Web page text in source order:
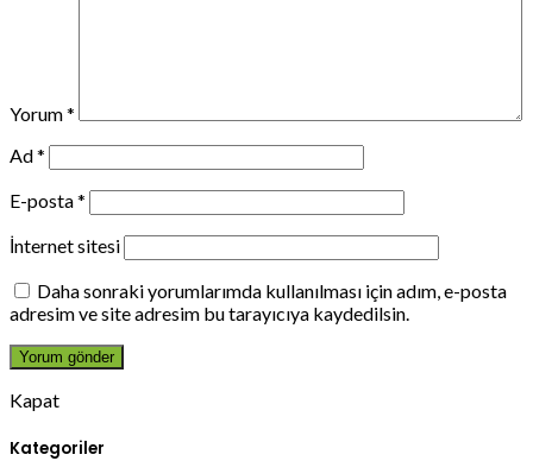
Yorum*
Ad*
E-posta*
İnternet sitesi
Daha sonraki yorumlarımda kullanılması için adım, e-posta
adresim ve site adresim bu tarayıcıya kaydedilsin.
Kapat
Kategoriler